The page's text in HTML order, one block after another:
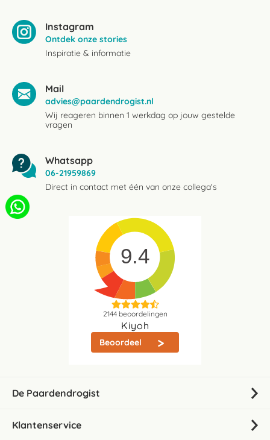
Instagram
Ontdek onze stories
Inspiratie & informatie
Mail
advies@paardendrogist.nl
Wij reageren binnen 1 werkdag op jouw gestelde
vragen
Whatsapp
06-21959869
Direct in contact met één van onze collega's
9.4
2144beoordelingen
Kiyoh
Beoordeel
De Paardendrogist
Klantenservice